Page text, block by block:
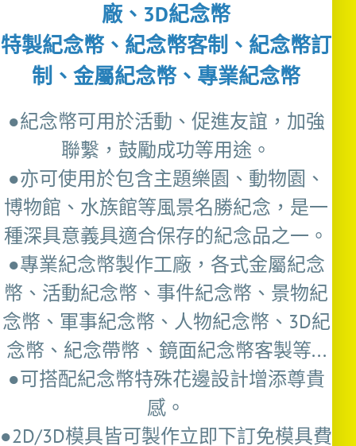
廠、3D紀念幣
特製紀念幣、紀念幣客制、紀念幣訂
制、金屬紀念幣、專業紀念幣
●紀念幣可用於活動、促進友誼，加強
聯繫，鼓勵成功等用途。
●亦可使用於包含主題樂園、動物園、
博物館、水族館等風景名勝紀念，是一
種深具意義具適合保存的紀念品之一。
●專業紀念幣製作工廠，各式金屬紀念
幣、活動紀念幣、事件紀念幣、景物紀
念幣、軍事紀念幣、人物紀念幣、3D紀
念幣、紀念帶幣、鏡面紀念幣客製等...
●可搭配紀念幣特殊花邊設計增添尊貴
感。
●2D/3D模具皆可製作立即下訂免模具費